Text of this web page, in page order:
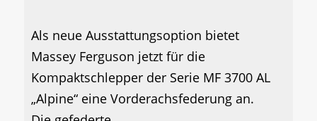
Als neue Ausstattungsoption bietet
Massey Ferguson jetzt für die
Kompaktschlepper der Serie MF 3700 AL
„Alpine“ eine Vorderachsfederung an.